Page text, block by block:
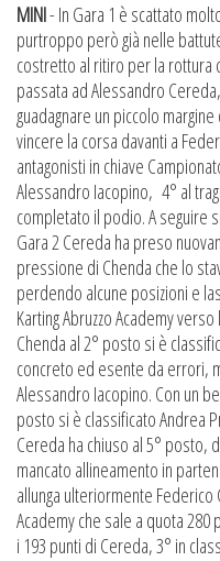
MINI- In Gara 1 è scattato
purtroppo però già nelle
costretto al ritiro per la rottura
passata ad Alessandro
guadagnare un piccolo
vincere la corsa davanti a
antagonisti in chiave
Alessandro Iacopino, 4° al
completato il podio. A seguire
Gara 2 Cereda ha preso
pressione di Chenda che lo
perdendo alcune posizioni e
Karting Abruzzo Academy
Chenda al 2° posto si è
concreto ed esente da errori,
Alessandro Iacopino. Con un
posto si è classificato Andrea
Cereda ha chiuso al 5° posto,
mancato allineamento in
allunga ulteriormente Federico
Academy che sale a quota
i 193 punti di Cereda, 3° in